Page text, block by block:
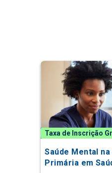
Taxa de Inscrição
Saúde Mental
Primária em